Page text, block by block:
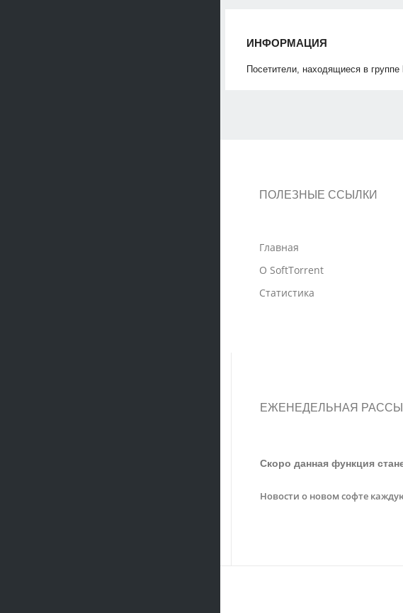
ИНФОРМАЦИЯ
Посетители, находящиеся в группе
ПОЛЕЗНЫЕ ССЫЛКИ
Главная
О SoftTorrent
Статистика
ЕЖЕНЕДЕЛЬНАЯ
Скоро данная функция
Новости о новом софте